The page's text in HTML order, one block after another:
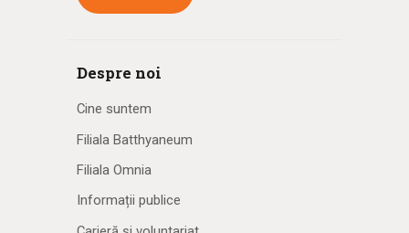
Despre noi
Cine suntem
Filiala Batthyaneum
Filiala Omnia
Informații publice